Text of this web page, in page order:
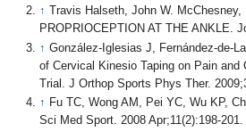
↑
Travis Halseth, John W.
PROPRIOCEPTION AT THE ANKLE.
↑ González-Iglesias J, Fernández-de-
of Cervical Kinesio Taping on Pain
Trial. J Orthop Sports Phys Ther.
↑ Fu TC, Wong AM, Pei YC, Wu KP,
Sci Med Sport. 2008 Apr;11(2):198-